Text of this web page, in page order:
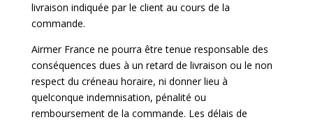
livraison indiquée par le client au cours de la
commande.
Airmer France ne pourra être tenue responsable des
conséquences dues à un retard de livraison ou le non
respect du créneau horaire, ni donner lieu à
quelconque indemnisation, pénalité ou
remboursement de la commande. Les délais de